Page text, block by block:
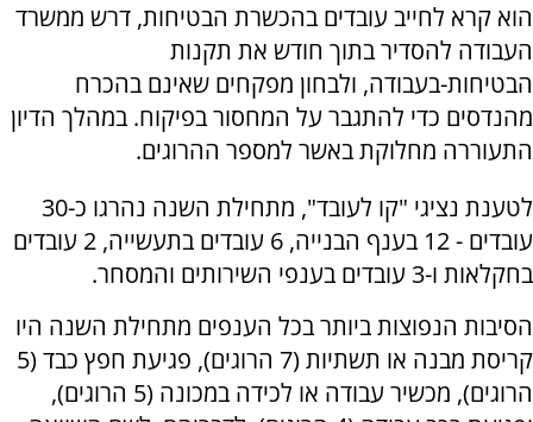
הוא קרא לחייב עובדים בהכשרת הבטיחות, דרש ממשרד
העבודה להסדיר בתוך חודש את תקנות
הבטיחות-בעבודה, ולבחון מפקחים שאינם בהכרח
מהנדסים כדי להתגבר על המחסור בפיקוח. במהלך הדיון
התעוררה מחלוקת באשר למספר ההרוגים.
לטענת נציגי "קו לעובד", מתחילת השנה נהרגו כ-30
עובדים - 12 בענף הבנייה, 6 עובדים בתעשייה, 2 עובדים
בחקלאות ו-3 עובדים בענפי השירותים והמסחר.
הסיבות הנפוצות ביותר בכל הענפים מתחילת השנה היו
קריסת מבנה או תשתיות (7 הרוגים), פגיעת חפץ כבד (5
הרוגים), מכשיר עבודה או לכידה במכונה (5 הרוגים),